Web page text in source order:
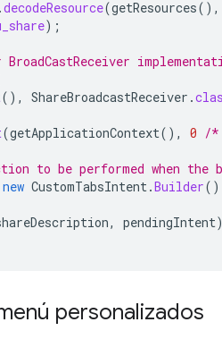
.decodeResource(getResources(),
);
(), ShareBroadcastReceiver .
(getApplicationContext(), 0 /*
to be performed when
new CustomTabsIntent.Builder()
, pendingIntent)
personalizados